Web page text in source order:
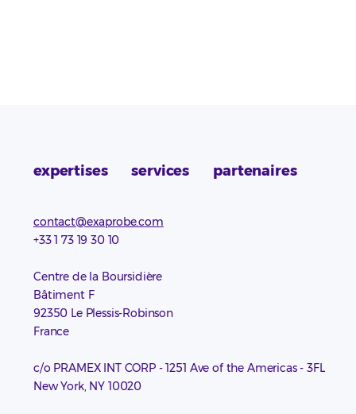
expertises services partenaires
contact@exaprobe.com
+33 1 73 19 30 10
Centre de la Boursidière
Bâtiment F
92350 Le Plessis-Robinson
France
c/o PRAMEX INT CORP - 1251 Ave of the Americas - 3FL
New York, NY 10020